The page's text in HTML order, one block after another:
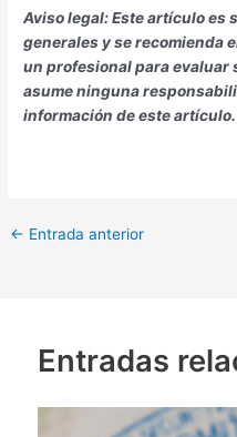
Aviso legal: Este artículo es
generales y se recomienda
un profesional para evaluar
asume ninguna
información de este artículo.
← Entrada anterior
Entradas